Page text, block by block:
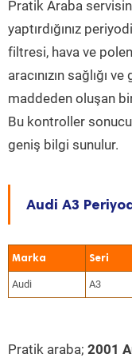
Pratik Araba
yaptırdığınız
filtresi, hava ve
aracınızın sağlığı
maddeden oluşan
Bu kontroller sonucu
geniş bilgi sunulur.
Audi A3
Marka Seri
Audi A3
Pratik araba; 2001